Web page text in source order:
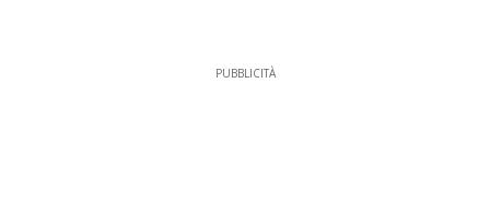
PUBBLICITÀ